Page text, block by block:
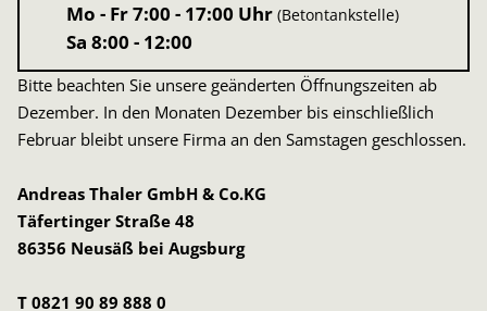
Mo - Fr7:00 - 17:00 Uhr (Betontankstelle)
Sa 8:00 - 12:00
Bitte beachten Sie unsere geänderten Öffnungszeiten ab
Dezember. In den Monaten Dezember bis einschließlich
Februar bleibt unsere Firma an den Samstagen geschlossen.
Andreas Thaler GmbH & Co.KG
Täfertinger Straße 48
86356 Neusäß bei Augsburg
T 0821 90 89 888 0